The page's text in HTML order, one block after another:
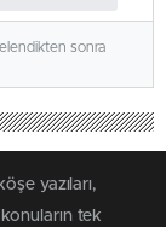
sonra
yazıları,
tek